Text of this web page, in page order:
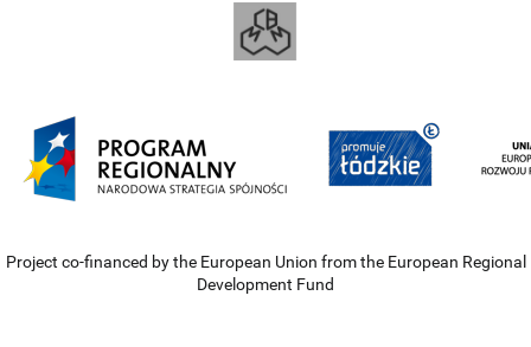
Project co-financed by the European Union from the European Regional
Development Fund